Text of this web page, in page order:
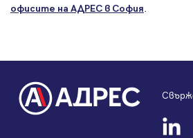
офисите на АДРЕС в София.